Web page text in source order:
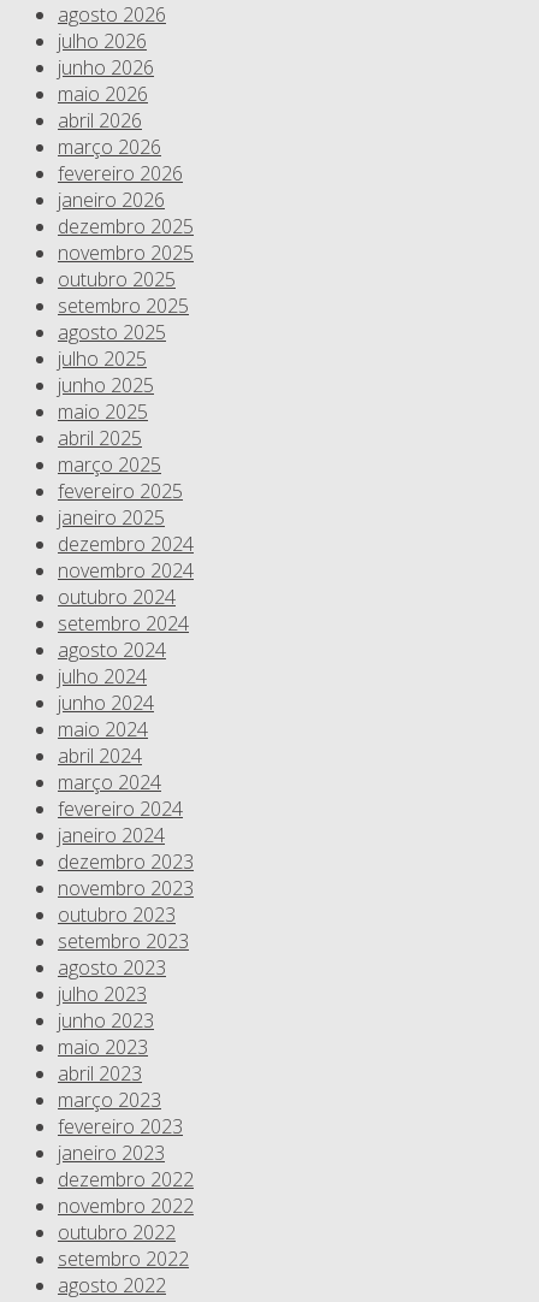
agosto 2026
julho 2026
junho 2026
maio 2026
abril 2026
março 2026
fevereiro 2026
janeiro 2026
dezembro 2025
novembro 2025
outubro 2025
setembro 2025
agosto 2025
julho 2025
junho 2025
maio 2025
abril 2025
março 2025
fevereiro 2025
janeiro 2025
dezembro 2024
novembro 2024
outubro 2024
setembro 2024
agosto 2024
julho 2024
junho 2024
maio 2024
abril 2024
março 2024
fevereiro 2024
janeiro 2024
dezembro 2023
novembro 2023
outubro 2023
setembro 2023
agosto 2023
julho 2023
junho 2023
maio 2023
abril 2023
março 2023
fevereiro 2023
janeiro 2023
dezembro 2022
novembro 2022
outubro 2022
setembro 2022
agosto 2022